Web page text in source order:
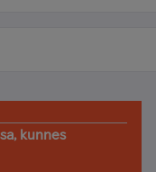
kunnes